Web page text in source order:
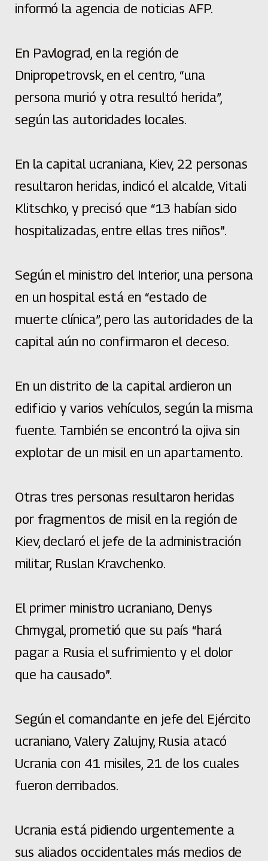
informó la agencia de noticias AFP.
En Pavlograd, en la región de
Dnipropetrovsk, en el centro, “una
persona murió y otra resultó herida”,
según las autoridades locales.
En la capital ucraniana, Kiev, 22 personas
resultaron heridas, indicó el alcalde, Vitali
Klitschko, y precisó que “13 habían sido
hospitalizadas, entre ellas tres niños”.
Según el ministro del Interior, una persona
en un hospital está en “estado de
muerte clínica”, pero las autoridades de la
capital aún no confirmaron el deceso.
En un distrito de la capital ardieron un
edificio y varios vehículos, según la misma
fuente. También se encontró la ojiva sin
explotar de un misil en un apartamento.
Otras tres personas resultaron heridas
por fragmentos de misil en la región de
Kiev, declaró el jefe de la administración
militar, Ruslan Kravchenko.
El primer ministro ucraniano, Denys
Chmygal, prometió que su país “hará
pagar a Rusia el sufrimiento y el dolor
que ha causado”.
Según el comandante en jefe del Ejército
ucraniano, Valery Zalujny, Rusia atacó
Ucrania con 41 misiles, 21 de los cuales
fueron derribados.
Ucrania está pidiendo urgentemente a
sus aliados occidentales más medios de